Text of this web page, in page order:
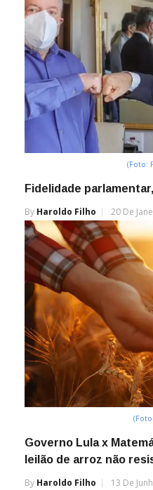
(Foto:
Fidelidade
By Haroldo Filho 20 De
Governo Lula x
leilão de arroz não
By Haroldo Filho 13 De